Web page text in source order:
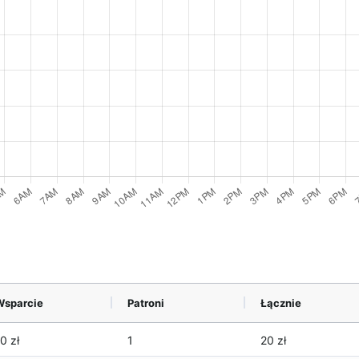
Patroni Łącznie
zł 1 20 zł